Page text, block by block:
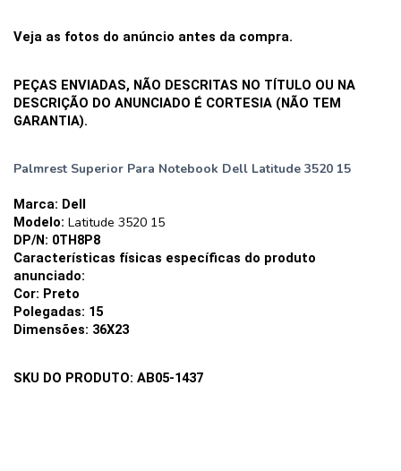
Veja as fotos do anúncio antes da compra.
PEÇAS ENVIADAS, NÃO DESCRITAS NO TÍTULO OU NA
DESCRIÇÃO DO ANUNCIADO É CORTESIA (NÃO TEM
GARANTIA).
Palmrest Superior Para Notebook Dell Latitude 3520 15
Marca: Dell
Modelo: Latitude 3520 15
DP/N: 0TH8P8
Características físicas específicas do produto
anunciado:
Cor: Preto
Polegadas: 15
Dimensões: 36X23
SKU DO PRODUTO: AB05-1437